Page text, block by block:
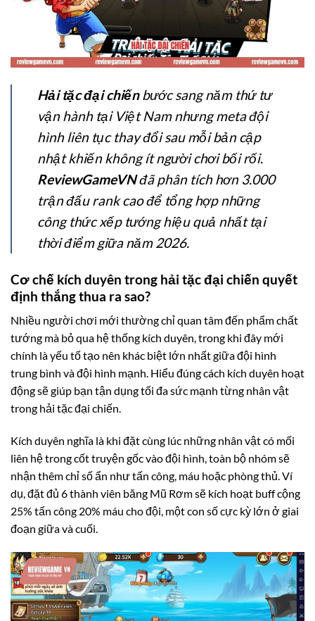
Hải tặc đại chiến bước sang năm thứ tư
vận hành tại Việt Nam nhưng meta đội
hình liên tục thay đổi sau mỗi bản cập
nhật khiến không ít người chơi bối rối.
ReviewGameVNđã phân tích hơn 3.000
trận đấu rank cao để tổng hợp những
công thức xếp tướng hiệu quả nhất tại
thời điểm giữa năm 2026.
Cơ chế kích duyên trong hải tặc đại chiến quyết
định thắng thua ra sao?
Nhiều người chơi mới thường chỉ quan tâm đến phẩm chất
tướng mà bỏ qua hệ thống kích duyên, trong khi đây mới
chính là yếu tố tạo nên khác biệt lớn nhất giữa đội hình
trung bình và đội hình mạnh. Hiểu đúng cách kích duyên hoạt
động sẽ giúp bạn tận dụng tối đa sức mạnh từng nhân vật
trong hải tặc đại chiến.
Kích duyên nghĩa là khi đặt cùng lúc những nhân vật có mối
liên hệ trong cốt truyện gốc vào đội hình, toàn bộ nhóm sẽ
nhận thêm chỉ số ẩn như tấn công, máu hoặc phòng thủ. Ví
dụ, đặt đủ 6 thành viên băng Mũ Rơm sẽ kích hoạt buff cộng
25% tấn công 20% máu cho đội, một con số cực kỳ lớn ở giai
đoạn giữa và cuối.